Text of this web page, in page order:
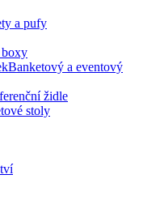
a pufy
boxy
Banketový a eventový
židle
stoly